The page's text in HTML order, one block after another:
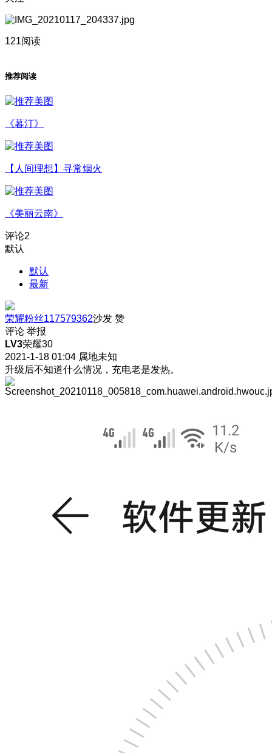
121阅读
推荐阅读
《暮汀》
【人间理想】寻常烟火
《美丽云南》
评论2
默认
默认
最新
荣耀粉丝117579362沙发 赞
评论 举报
LV3荣耀30
2021-1-18 01:04 属地未知
升级后不知道什么情况，充电老是发热。